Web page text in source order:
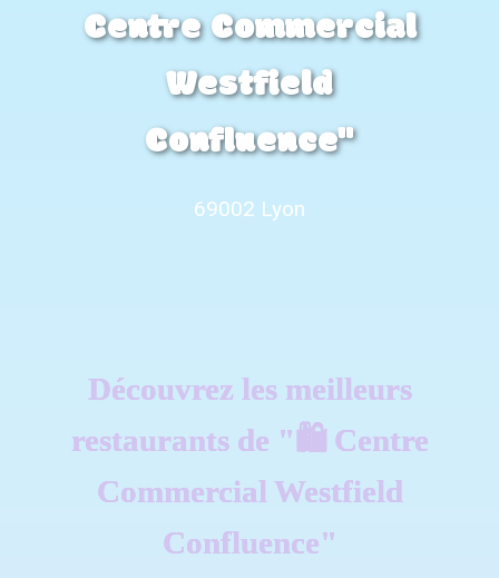
Centre Commercial
Westfield
Confluence"
69002 Lyon
Découvrez les meilleurs
restaurants de "🛍️ Centre
Commercial Westfield
Confluence"